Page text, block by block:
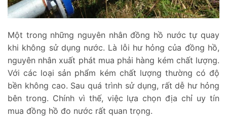
Một trong những nguyên nhân đồng hồ nước tự quay
khi không sử dụng nước. Là lỗi hư hỏng của đồng hồ,
nguyên nhân xuất phát mua phải hàng kém chất lượng.
Với các loại sản phẩm kém chất lượng thường có độ
bền không cao. Sau quá trình sử dụng, rất dễ hư hỏng
bên trong. Chính vì thế, việc lựa chọn địa chỉ uy tín
mua đồng hồ đo nước rất quan trọng.